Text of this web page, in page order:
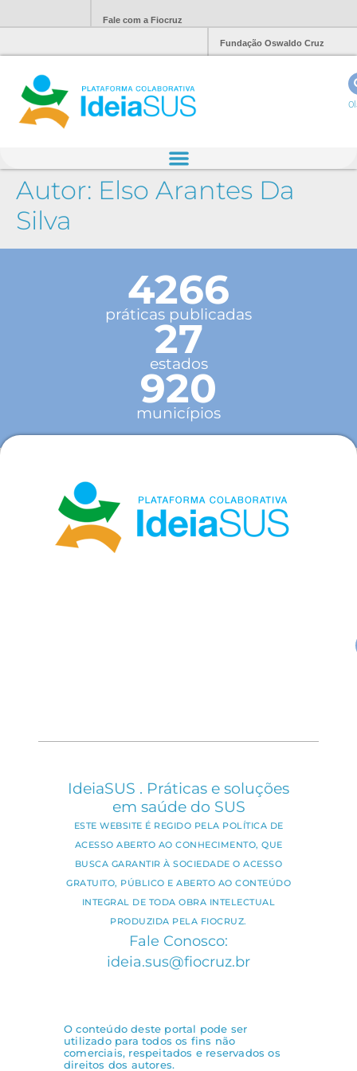
Fale com a Fiocruz
Fundação Oswaldo Cruz
Autor: Elso Arantes Da
Silva
4266
práticas publicadas
27
estados
920
municípios
IdeiaSUS . Práticas e soluções
em saúde do SUS
ESTE WEBSITE É REGIDO PELA POLÍTICA DE
ACESSO ABERTO AO CONHECIMENTO, QUE
BUSCA GARANTIR À SOCIEDADE O ACESSO
GRATUITO, PÚBLICO E ABERTO AO CONTEÚDO
INTEGRAL DE TODA OBRA INTELECTUAL
PRODUZIDA PELA FIOCRUZ.
Fale Conosco:
ideia.sus@fiocruz.br
O conteúdo deste portal pode ser
utilizado para todos os fins não
comerciais, respeitados e reservados os
direitos dos autores.